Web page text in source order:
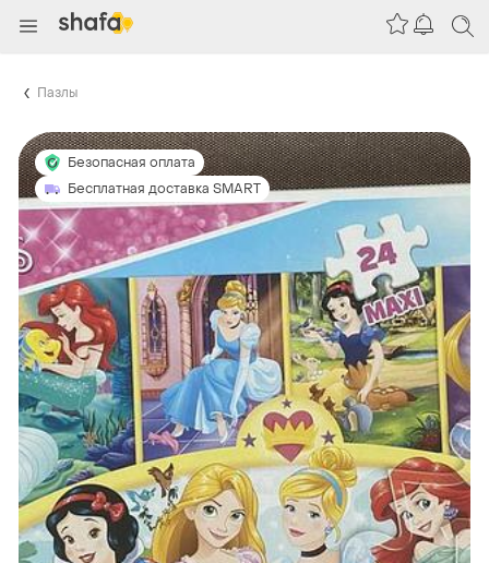
Пазлы
Безопасная оплата
Бесплатная доставка SMART